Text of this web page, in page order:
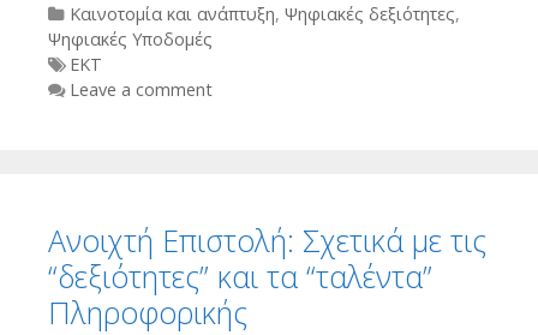
Categories
Καινοτομία και ανάπτυξη, Ψηφιακές δεξιότητες,
Ψηφιακές Υποδομές
Tags
ΕΚΤ
Leave a comment
Aνοιχτή Επιστολή: Σχετικά με τις
“δεξιότητες” και τα “ταλέντα”
Πληροφορικής